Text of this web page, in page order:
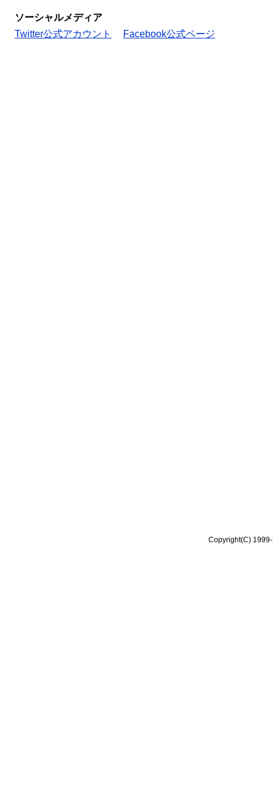
ソーシャルメディア
Twitter公式アカウント
Facebook公式ページ
Copyright(C)